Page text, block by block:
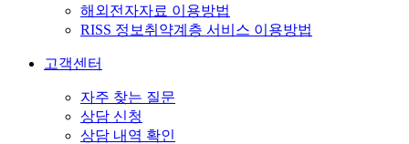
해외전자자료 이용방법
RISS 정보취약계층 서비스 이용방법
고객센터
자주 찾는 질문
상담 신청
상담 내역 확인